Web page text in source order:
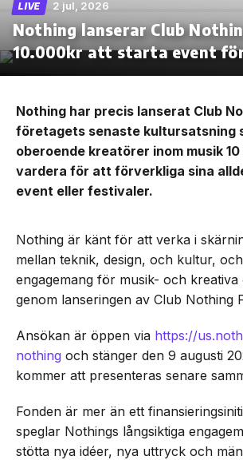
LIVE 2 jul, 2026
Nothing lanserar Club
10.000kr att starta event
Nothing har precis lanserat Club
företagets senaste kultursatsning
oberoende kreatörer inom musik
vardera för att förverkliga sina
event eller festivaler.
Nothing är känt för att verka i
mellan teknik, design, och kultur,
engagemang för musik- och kreativa
genom lanseringen av Club Nothing
Ansökan är öppen via https://
nothing och stänger den 9 augusti
kommer att presenteras senare
Fonden är mer än ett
speglar Nothings långsiktiga
stötta nya idéer, nya uttryck och